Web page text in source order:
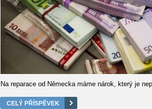
Na reparace od Německa máme nárok, který je
CELÝ PŘÍSPĚVEK